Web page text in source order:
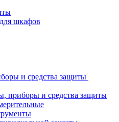
шкафов
и средства защиты
приборы и средства защиты